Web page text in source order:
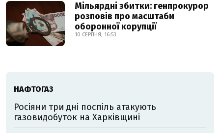
Мільярдні збитки: генпрокурор
розповів про масштаби
оборонної корупції
10 СЕРПНЯ, 16:53
НАФТОГАЗ
Росіяни три дні поспіль атакують
газовидобуток на Харківщині